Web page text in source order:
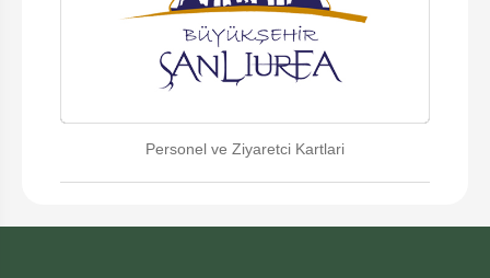
Personel ve Ziyaretci Kartlari